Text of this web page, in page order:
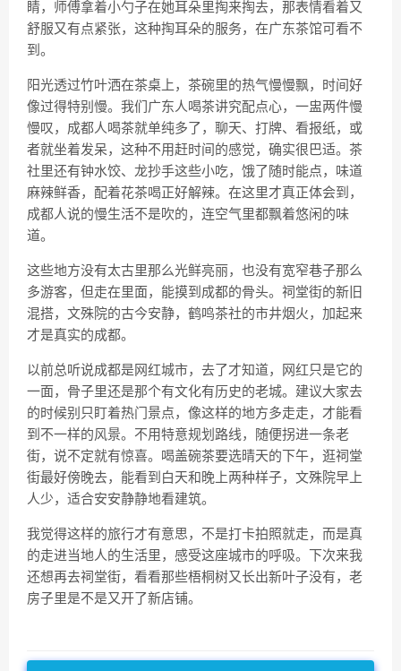
睛，师傅拿着小勺子在她耳朵里掏来掏去，那表情看着又
舒服又有点紧张，这种掏耳朵的服务，在广东茶馆可看不
到。
阳光透过竹叶洒在茶桌上，茶碗里的热气慢慢飘，时间好
像过得特别慢。我们广东人喝茶讲究配点心，一盅两件慢
慢叹，成都人喝茶就单纯多了，聊天、打牌、看报纸，或
者就坐着发呆，这种不用赶时间的感觉，确实很巴适。茶
社里还有钟水饺、龙抄手这些小吃，饿了随时能点，味道
麻辣鲜香，配着花茶喝正好解辣。在这里才真正体会到，
成都人说的慢生活不是吹的，连空气里都飘着悠闲 的味
道。
这些地方没有 太古里那么光鲜亮丽，也没有 宽窄巷子那么
多游客，但走在里面，能摸到成都的骨头。祠堂街的新旧
混搭，文殊院的古今安静，鹤鸣茶社的市井烟火，加起来
才是真实的成都。
以前总听说成都是网红城市，去了才知道，网红只是它的
一面，骨子里还是那个有文化有历史的老城。建议大家去
的时候别只盯着热门景点，像这样的地方多走走，才能看
到不一样的风景。不用特意规划路线，随便拐进一条老
街，说不定就有惊喜。喝盖碗茶要选晴天的下午，逛祠堂
街最好傍晚去，能看到白天和晚上两种样子，文殊院早上
人少，适合安安静静地看建筑。
我觉得这样的旅行才有意思，不是打卡拍照就走，而是真
的走进当地人的生活里，感受这座城市的呼吸。下次来我
还想再去祠堂街，看看那些梧桐树又长出新叶子没有，老
房子里是不是又开了新店铺。